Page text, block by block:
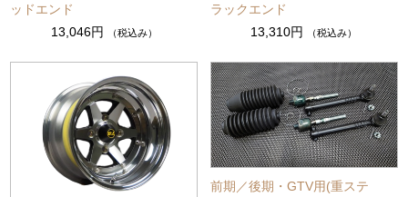
ッドエンド
13,046円
（税込み）
ラックエンド
13,310円
（税込み）
前期／後期・GTV用(重ステ